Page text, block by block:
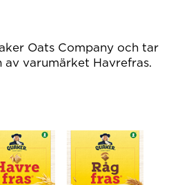
Oats Company och tar
av varumärket Havrefras.